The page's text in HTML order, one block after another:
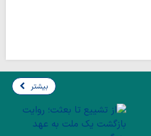
بیشتر